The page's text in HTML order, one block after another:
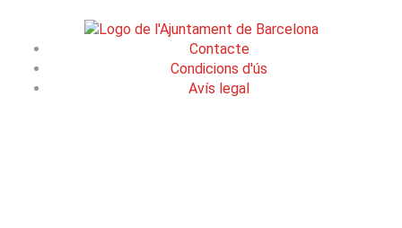
Contacte
Condicions d'ús
Avís legal